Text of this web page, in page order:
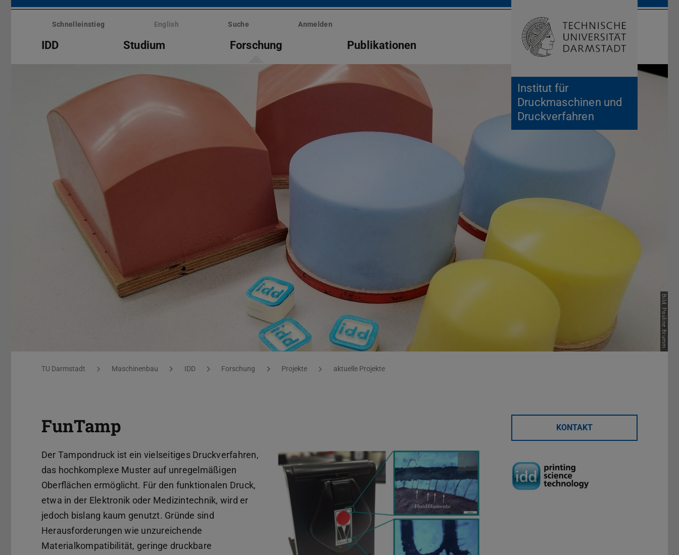
Menü
überspringen
Institut für
Druckmaschinen und
Druckverfahren
Schnelleinstieg English Suche Anmelden
IDD Studium Forschung Publikationen Suche öffnen
Bild: Pauline Brumm
Sie befinden sich hier:
TU Darmstadt Maschinenbau IDD Forschung Projekte aktuelle Projekte
FunTamp
Der Tampondruck ist ein vielseitiges Druckverfahren,
das hochkomplexe Muster auf unregelmäßigen
Oberflächen ermöglicht. Für den funktionalen Druck,
etwa in der Elektronik oder Medizintechnik, wird er
jedoch bislang kaum genutzt. Gründe sind
Herausforderungen wie unzureichende
Materialkompatibilität, geringe druckbare
KONTAKT